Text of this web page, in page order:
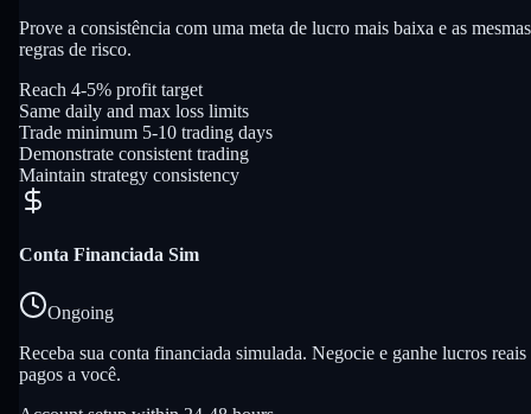
Prove a consistência com uma meta de lucro mais baixa e as mesmas
regras de risco.
Reach 4-5% profit target
Same daily and max loss limits
Trade minimum 5-10 trading days
Demonstrate consistent trading
Maintain strategy consistency
Conta Financiada Sim
Ongoing
Receba sua conta financiada simulada. Negocie e ganhe lucros reais
pagos a você.